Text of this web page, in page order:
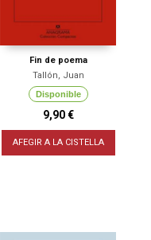
Fin de poema
Tallón, Juan
Disponible
9,90 €
AFEGIR A LA CISTELLA